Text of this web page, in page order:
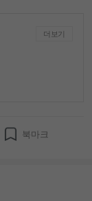
더보기
북마크